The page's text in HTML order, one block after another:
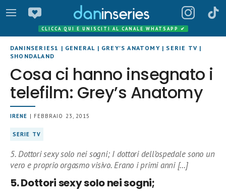
CLICCA QUI E UNISCITI AL CANALE WHATSAPP ✔
DANINSERIES1 | GENERAL | GREY'S ANATOMY| SERIE TV |
SHONDALAND
Cosa ci hanno insegnato i
telefilm: Grey’s Anatomy
IRENE | FEBBRAIO 23, 2015
SERIE TV
5. Dottori sexy solo nei sogni; I dottori dell’ospedale sono un
vero e proprio orgasmo visivo. Erano i primi anni […]
5. Dottori sexy solo nei sogni;